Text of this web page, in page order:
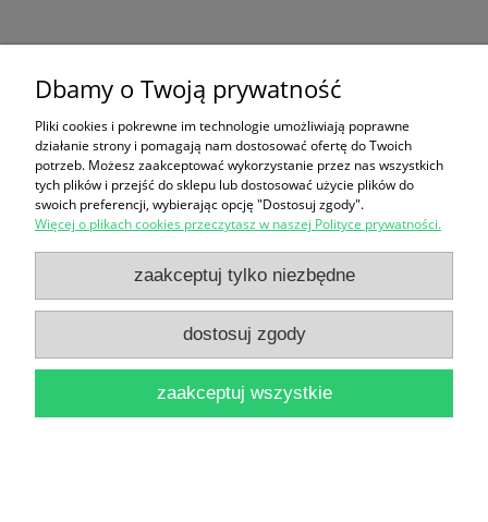
Muzeum Okręgowe w Toruniu
14,00 zł
do koszyka
111 Masterpieces of the National Museum in
Dbamy o Twoją prywatność
Pliki cookies i pokrewne im technologie umożliwiają poprawne
działanie strony i pomagają nam dostosować ofertę do Twoich
potrzeb. Możesz zaakceptować wykorzystanie przez nas wszystkich
tych plików i przejść do sklepu lub dostosować użycie plików do
swoich preferencji, wybierając opcję "Dostosuj zgody".
Więcej o plikach cookies przeczytasz w naszej Polityce prywatności.
zaakceptuj tylko niezbędne
dostosuj zgody
zaakceptuj wszystkie